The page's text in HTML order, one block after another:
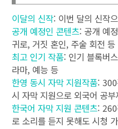
이달의 신작: 이번 달의 신작
공개 예정인 콘텐츠: 공개 예
귀로, 거짓 혼인, 주술 회전 등
최고 인기 작품: 인기 블록버
라마, 예능 등
한영 동시 자막 지원작품: 300
시 자막 지원으로 외국어 공
한국어 자막 지원 콘텐츠: 260
로 소리를 듣지 못해도 시청